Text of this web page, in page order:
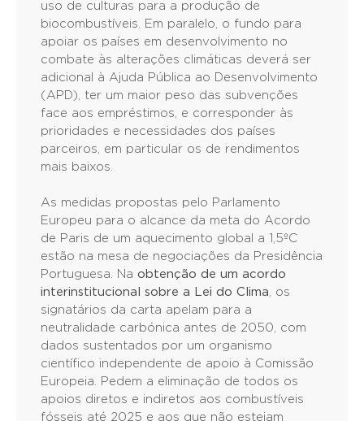
uso de culturas para a produção de
biocombustíveis. Em paralelo, o fundo para
apoiar os países em desenvolvimento no
combate às alterações climáticas deverá ser
adicional à Ajuda Pública ao Desenvolvimento
(APD), ter um maior peso das subvenções
face aos empréstimos, e corresponder às
prioridades e necessidades dos países
parceiros, em particular os de rendimentos
mais baixos.
As medidas propostas pelo Parlamento
Europeu para o alcance da meta do Acordo
de Paris de um aquecimento global a 1,5ºC
estão na mesa de negociações da Presidência
Portuguesa. Na obtenção de um acordo
interinstitucional sobre a Lei do Clima, os
signatários da carta apelam para a
neutralidade carbónica antes de 2050, com
dados sustentados por um organismo
científico independente de apoio à Comissão
Europeia. Pedem a eliminação de todos os
apoios diretos e indiretos aos combustíveis
fósseis até 2025 e aos que não estejam